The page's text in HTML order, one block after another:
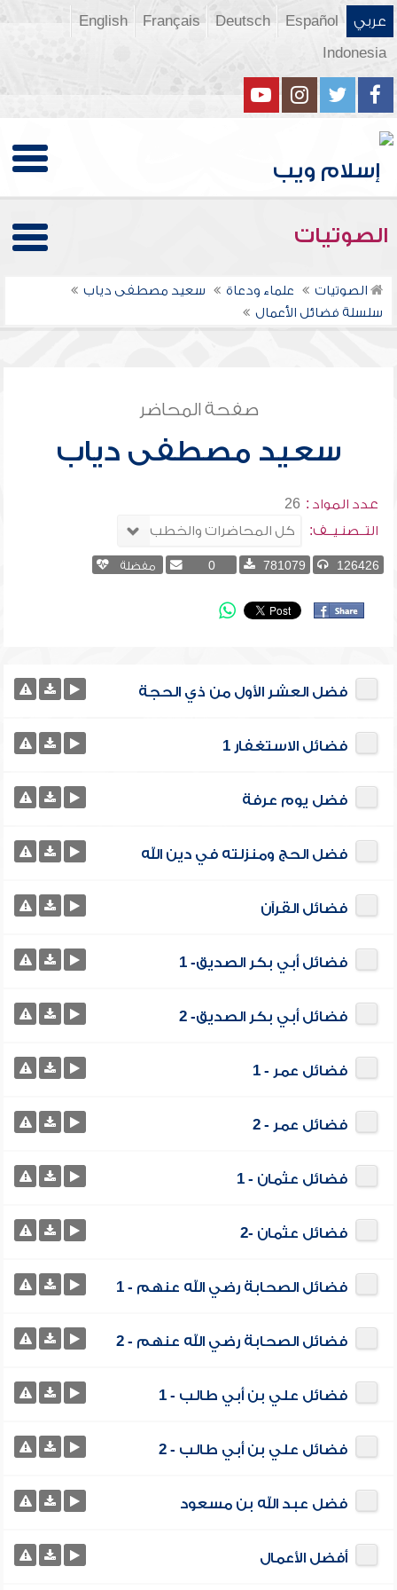
عربي Español
Deutsch
Français
English
Indonesia
الصوتيات
الصوتيات علماء ودعاة
سعيد مصطفى دياب
سلسلة فضائل الأعمال
صفحة المحاضر
سعيد مصطفى دياب
عدد المواد : 26
التــصنـيــف:
126426
781079
0 مفضلة
فضل العشر الأول من ذي الحجة
فضائل الاستغفار 1
فضل يوم عرفة
فضل الحج ومنزلته في دين الله
فضائل القرآن
فضائل أبي بكر الصديق- 1
فضائل أبي بكر الصديق- 2
فضائل عمر - 1
فضائل عمر - 2
فضائل عثمان - 1
فضائل عثمان -2
فضائل الصحابة رضي الله عنهم - 1
فضائل الصحابة رضي الله عنهم - 2
فضائل علي بن أبي طالب - 1
فضائل علي بن أبي طالب - 2
فضل عبد الله بن مسعود
أفضل الأعمال